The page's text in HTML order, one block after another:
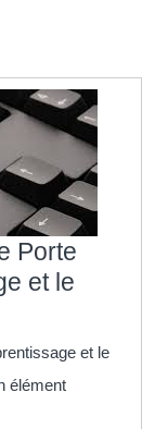
Porte
et le
et le
élément